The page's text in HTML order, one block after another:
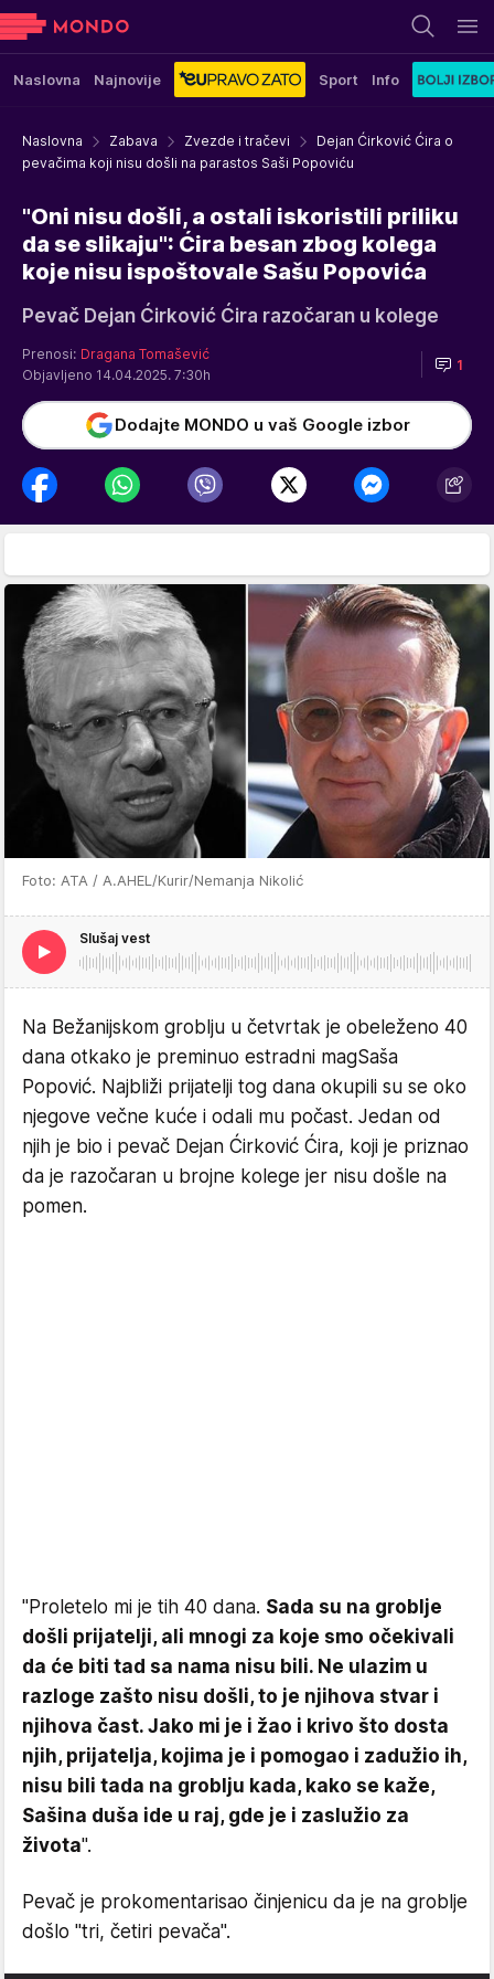
Naslovna Najnovije Sport Info
Naslovna Zabava Zvezde i tračevi
Dejan Ćirković Ćira o
pevačima koji nisu došli na parastos Saši Popoviću
"Oni nisu došli, a ostali iskoristili priliku
da se slikaju": Ćira besan zbog kolega
koje nisu ispoštovale Sašu Popovića
Pevač Dejan Ćirković Ćira razočaran u kolege
Prenosi: Dragana Tomašević
Objavljeno 14.04.2025. 7:30h
1
Dodajte MONDO u vaš Google izbor
Foto: ATA / A.AHEL/Kurir/Nemanja Nikolić
Slušaj vest
Na Bežanijskom groblju u četvrtak je obeleženo 40
dana otkako je preminuo estradni magSaša
Popović. Najbliži prijatelji tog dana okupili su se oko
njegove večne kuće i odali mu počast. Jedan od
njih je bio i pevač Dejan Ćirković Ćira, koji je priznao
da je razočaran u brojne kolege jer nisu došle na
pomen.
"Proletelo mi je tih 40 dana. Sada su na groblje
došli prijatelji, ali mnogi za koje smo očekivali
da će biti tad sa nama nisu bili. Ne ulazim u
razloge zašto nisu došli, to je njihova stvar i
njihova čast. Jako mi je i žao i krivo što dosta
njih, prijatelja, kojima je i pomogao i zadužio ih,
nisu bili tada na groblju kada, kako se kaže,
Sašina duša ide u raj, gde je i zaslužio za
života".
Pevač je prokomentarisao činjenicu da je na groblje
došlo "tri, četiri pevača".